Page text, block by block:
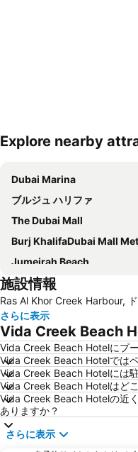
地図を拡大
Explore nearby
Dubai Marina
ブルジュ ハリファ
The Dubai Mall
Burj KhalifaDubai Mall Metro
Jumeirah Beach
Dubai World Trade Centre
ジュメイラ モスク
Souk Madinat Jumeirah
Jumeirah
Business Bay
Union Metro Station
Mall of the Emirates
Dubai International Financial Centre
施設情報
Ras Al Khor Creek Harbour,
さらに表示
Vida Creek Beach
Vida Creek Beach Hotelにプ
Vida Creek Beach Hotelでは
Vida Creek Beach Hotelには
Vida Creek Beach Hotelはど
Vida Creek Beach Hotelの近
ありますか？
さらに表示